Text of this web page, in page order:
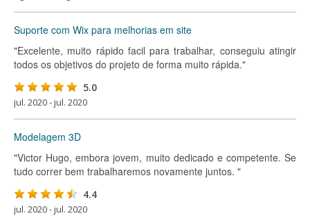
Suporte com Wix para melhorias em site
"Excelente, muito rápido facil para trabalhar, conseguiu atingir
todos os objetivos do projeto de forma muito rápida."
5.0
jul. 2020 - jul. 2020
Modelagem 3D
"Victor Hugo, embora jovem, muito dedicado e competente. Se
tudo correr bem trabalharemos novamente juntos. "
4.4
jul. 2020 - jul. 2020